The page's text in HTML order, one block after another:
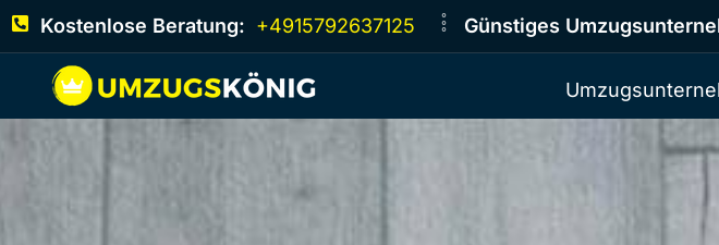
Kostenlose Beratung: +4915792637125 Günstiges